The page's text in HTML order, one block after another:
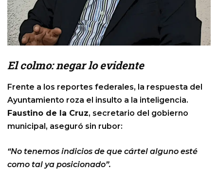
El colmo: negar lo evidente
Frente a los reportes federales, la respuesta del
Ayuntamiento roza el insulto a la inteligencia.
Faustino de la Cruz, secretario del gobierno
municipal, aseguró sin rubor:
“No tenemos indicios de que cártel alguno esté
como tal ya posicionado”.